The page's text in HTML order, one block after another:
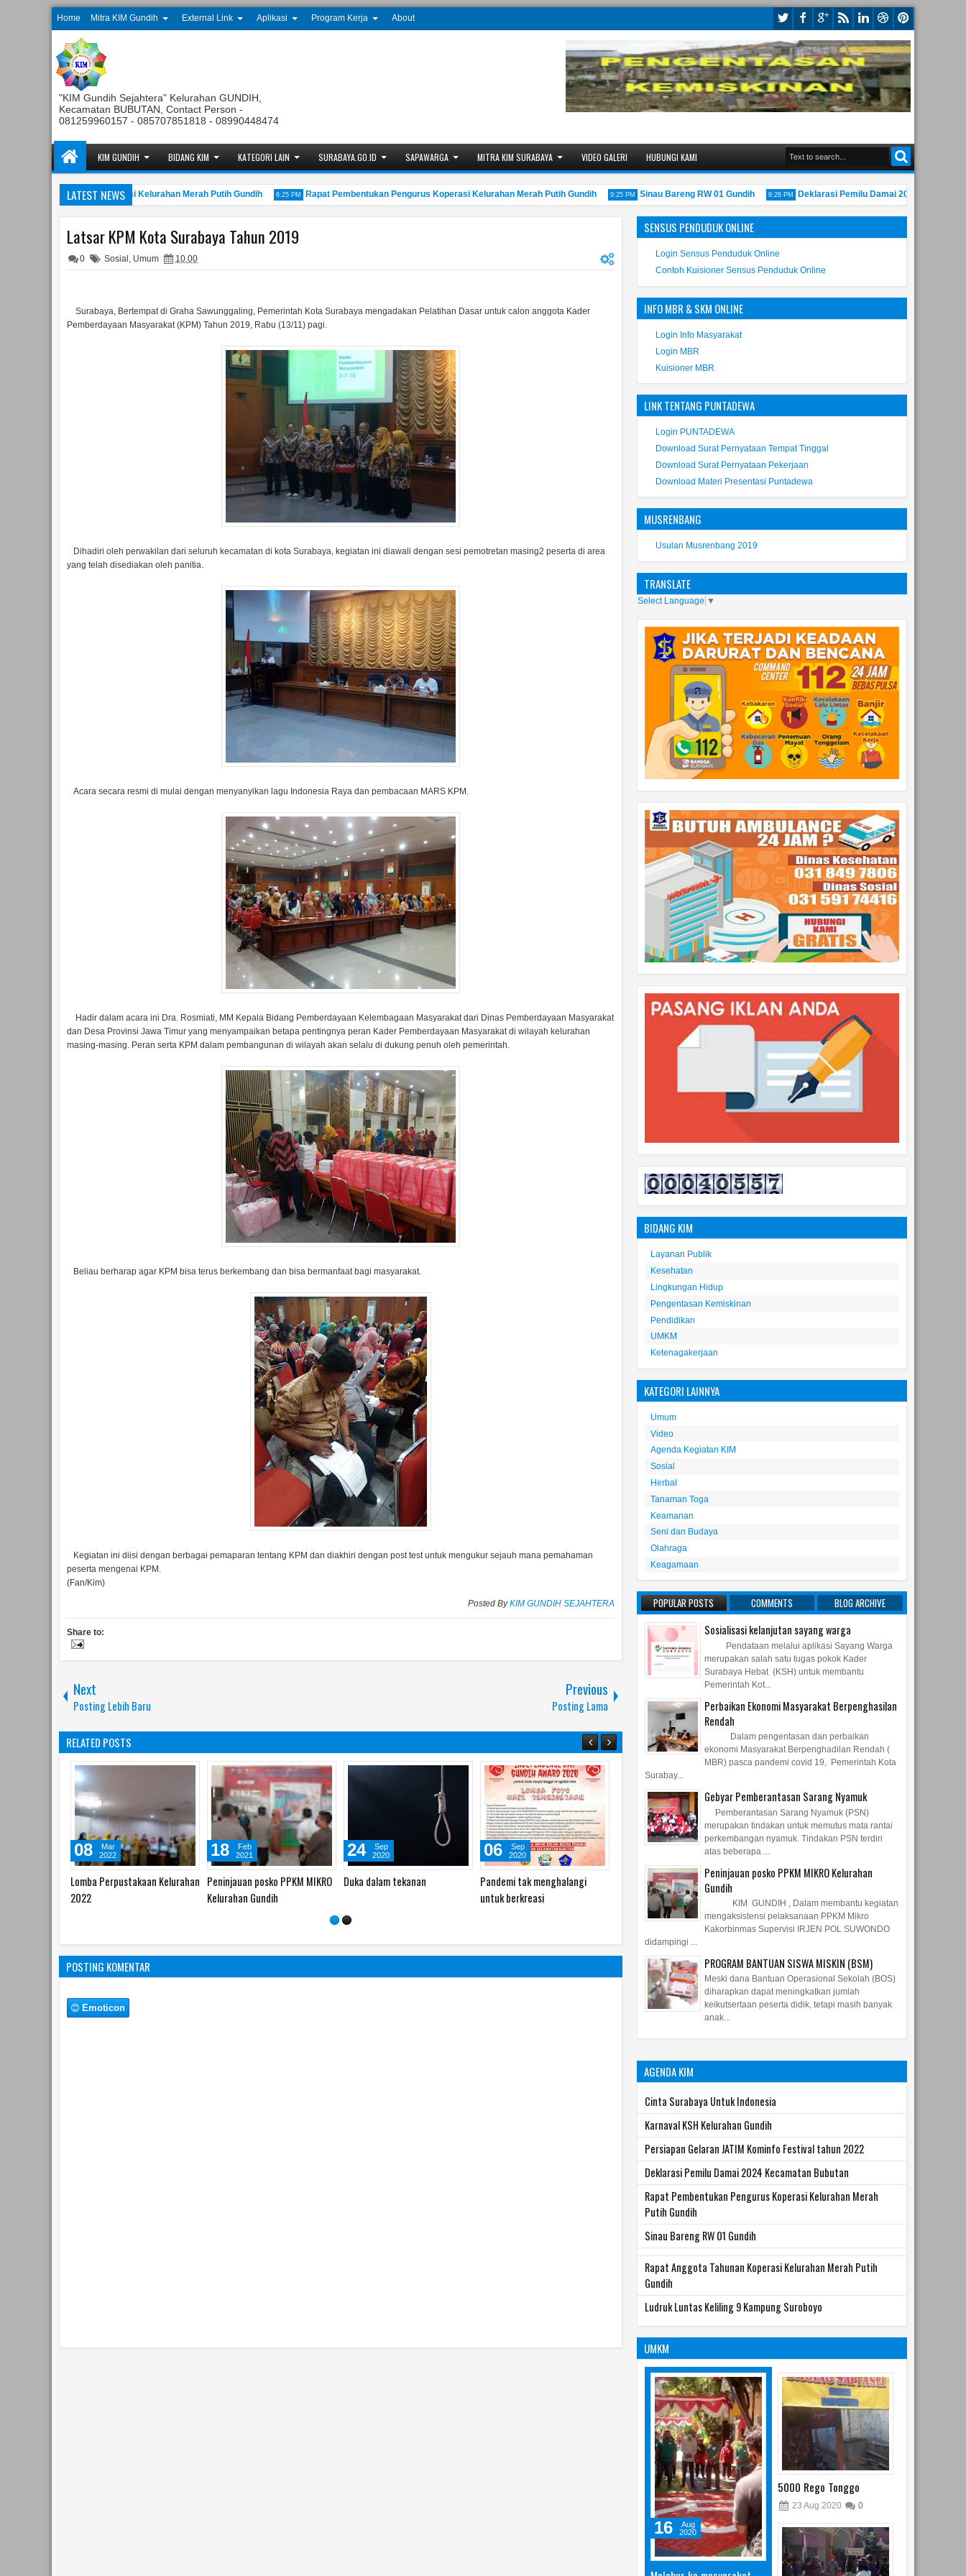
Home Mitra KIM Gundih External Link Aplikasi Program Kerja About
"KIM Gundih Sejahtera" Kelurahan GUNDIH,
Kecamatan BUBUTAN, Contact Person -
081259960157 - 085707851818 - 08990448474
KIM GUNDIH BIDANG KIM KATEGORI LAIN SURABAYA.GO.ID SAPAWARGA MITRA KIM SURABAYA VIDEO GALERI HUBUNGI KAMI
LATEST NEWS
Anggota Tahunan Koperasi Kelurahan Merah Putih Gundih 6:25 PM Rapat Pembentukan Pengurus Koperasi Kelurahan Merah Putih Gundih 9:25 PM Sinau Bareng RW 01 Gundih 8:28 PM Deklarasi Pemilu Damai 2024 Kecamatan
Latsar KPM Kota Surabaya Tahun 2019
0 Sosial , Umum 10.00
Surabaya, Bertempat di Graha Sawunggaling, Pemerintah Kota Surabaya mengadakan Pelatihan Dasar untuk calon anggota Kader
Pemberdayaan Masyarakat (KPM) Tahun 2019, Rabu (13/11) pagi.
Dihadiri oleh perwakilan dari seluruh kecamatan di kota Surabaya, kegiatan ini diawali dengan sesi pemotretan masing2 peserta di area
yang telah disediakan oleh panitia.
Acara secara resmi di mulai dengan menyanyikan lagu Indonesia Raya dan pembacaan MARS KPM.
Hadir dalam acara ini Dra. Rosmiati, MM Kepala Bidang Pemberdayaan Kelembagaan Masyarakat dari Dinas Pemberdayaan Masyarakat
dan Desa Provinsi Jawa Timur yang menyampaikan betapa pentingnya peran Kader Pemberdayaan Masyarakat di wilayah kelurahan
masing-masing. Peran serta KPM dalam pembangunan di wilayah akan selalu di dukung penuh oleh pemerintah.
Beliau berharap agar KPM bisa terus berkembang dan bisa bermanfaat bagi masyarakat.
Kegiatan ini diisi dengan berbagai pemaparan tentang KPM dan diakhiri dengan post test untuk mengukur sejauh mana pemahaman
peserta mengenai KPM.
(Fan/Kim)
Posted ByKIM GUNDIH SEJAHTERA
Share to:
Next
Posting Lebih Baru
Previous
Posting Lama
RELATED POSTS
Makam punden Gundih
dibongkar
24
Aug
2020
Pembagian pokak dan telur
rebus di RW 09
20
Mar
2020
Gebyar Pemberantasan Sarang
13
May
2022
Tragedi pemotongan organ
tubuh massal
06
Sep
2020
Lomba Perpustakaan Kelurahan
Mar
Peninjauan posko PPKM MIKRO
Kelurahan Gundih
18
POSTING KOMENTAR
Emoticon
SENSUS PENDUDUK ONLINE
Login Sensus Penduduk Online
Contoh Kuisioner Sensus Penduduk Online
INFO MBR & SKM ONLINE
Login Info Masyarakat
Login MBR
Kuisioner MBR
LINK TENTANG PUNTADEWA
Login PUNTADEWA
Download Surat Pernyataan Tempat Tinggal
Download Surat Pernyataan Pekerjaan
Download Materi Presentasi Puntadewa
MUSRENBANG
Usulan Musrenbang 2019
TRANSLATE
Select Language ▼
BIDANG KIM
Layanan Publik
Kesehatan
Lingkungan Hidup
Pengentasan Kemiskinan
Pendidikan
UMKM
Ketenagakerjaan
KATEGORI LAINNYA
Umum
Video
Agenda Kegiatan KIM
Sosial
Herbal
Tanaman Toga
Keamanan
Seni dan Budaya
Olahraga
Keagamaan
POPULAR POSTS COMMENTS BLOG ARCHIVE
Sosialisasi kelanjutan sayang warga
Pendataan melalui aplikasi Sayang Warga
merupakan salah satu tugas pokok Kader
Surabaya Hebat (KSH) untuk membantu
Pemerintah Kot...
Perbaikan Ekonomi Masyarakat Berpenghasilan
Rendah
Dalam pengentasan dan perbaikan
ekonomi Masyarakat Berpenghadilan Rendah (
MBR) pasca pandemi covid 19, Pemerintah Kota
Surabay...
Gebyar Pemberantasan Sarang Nyamuk
Pemberantasan Sarang Nyamuk (PSN)
merupakan tindakan untuk memutus mata rantai
perkembangan nyamuk. Tindakan PSN terdiri
atas beberapa ...
Peninjauan posko PPKM MIKRO Kelurahan
Gundih
KIM GUNDIH , Dalam membantu kegiatan
mengaksistensi pelaksanaan PPKM Mikro
Kakorbinmas Supervisi IRJEN POL SUWONDO
didampingi ...
PROGRAM BANTUAN SISWA MISKIN (BSM)
Meski dana Bantuan Operasional Sekolah (BOS)
diharapkan dapat meningkatkan jumlah
keikutsertaan peserta didik, tetapi masih banyak
anak...
AGENDA KIM
Cinta Surabaya Untuk Indonesia
Karnaval KSH Kelurahan Gundih
Persiapan Gelaran JATIM Kominfo Festival tahun 2022
Deklarasi Pemilu Damai 2024 Kecamatan Bubutan
Rapat Pembentukan Pengurus Koperasi Kelurahan Merah
Putih Gundih
Sinau Bareng RW 01 Gundih
Rapat Anggota Tahunan Koperasi Kelurahan Merah Putih
Gundih
Ludruk Luntas Keliling 9 Kampung Suroboyo
UMKM
16
Aug
2020
5000 Rego Tonggo
23 Aug 2020 0